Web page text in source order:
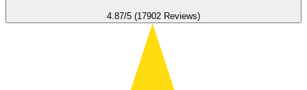
4.87/5 (17902 Reviews)